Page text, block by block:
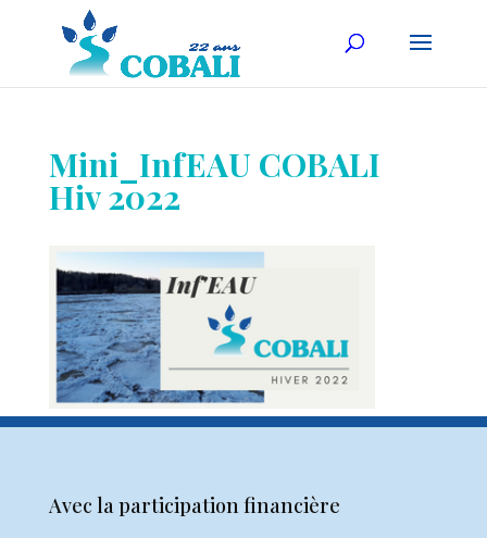
Mini_InfEAU COBALI
Hiv 2022
Avec la participation financière